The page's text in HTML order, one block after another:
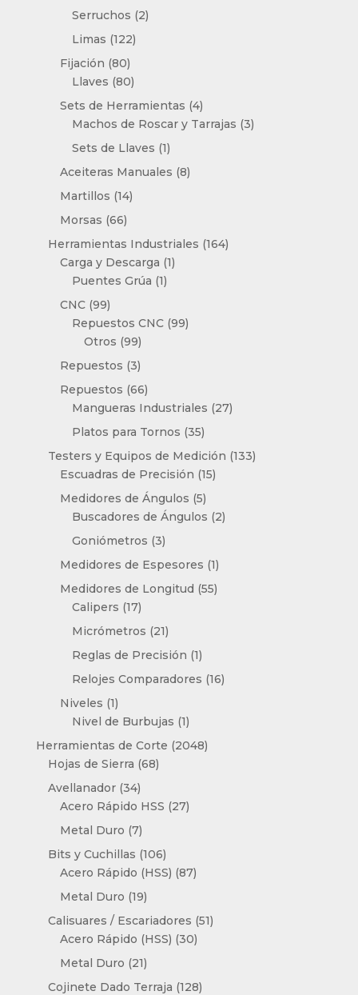
Serruchos 22
Limas 122122
Fijación 8080
productos
Llaves 8080
productos
Sets de Herramientas 44
productos
Machos de Roscar y Tarrajas 33
Sets de Llaves 11
producto
Aceiteras Manuales 88
Martillos 1414
Morsas 6666
productos
Herramientas Industriales 164164
Carga y Descarga 11
Puentes Grúa 11
CNC 9999
productos
Repuestos CNC 9999
Otros 9999
productos
Repuestos 33
productos
Repuestos 6666
productos
Mangueras Industriales 2727
Platos para Tornos 3535
productos
Testers y Equipos de Medición 133133
Escuadras de Precisión 1515
Medidores de Ángulos 55
productos
Buscadores de Ángulos 22
Goniómetros 33
productos
Medidores de Espesores 11
producto
Medidores de Longitud 5555
Calipers 1717
productos
Micrómetros 2121
productos
Reglas de Precisión 11
producto
Relojes Comparadores 1616
Niveles 11
producto
Nivel de Burbujas 11
producto
Herramientas de Corte 20482048
Hojas de Sierra 6868
Avellanador 3434
productos
Acero Rápido HSS 2727
Metal Duro 77
productos
Bits y Cuchillas 106106
productos
Acero Rápido (HSS) 8787
Metal Duro 1919
productos
Calisuares / Escariadores 5151
Acero Rápido (HSS) 3030
Metal Duro 2121
productos
Cojinete Dado Terraja 128128